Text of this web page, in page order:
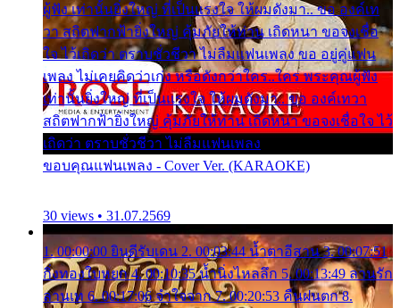
ผู้ฟัง เท่านั้นยิ่งใหญ่ ที่เป็นแรงใจ ให้ผมดังมา.. ขอ องค์เท
วา สถิตฟากฟ้ายิ่งใหญ่ คุ้มภัยให้ท่าน เถิดหนา ขอจงเชื่อ
ใจ ไว้เถิดว่า ตราบชั่วชีวา ไม่ลืมแฟนเพลง ขอ อยู่คู่แฟน
เพลง ไม่เคยคิดว่าเก่ง หรือดังกว่าใคร..ใคร พระคุณผู้ฟัง
เท่านั้นยิ่งใหญ่ ที่เป็นแรงใจ ให้ผมดังมา.. ขอ องค์เทวา
สถิตฟากฟ้ายิ่งใหญ่ คุ้มภัยให้ท่าน เถิดหนา ขอจงเชื่อใจ ไว้
เถิดว่า ตราบชั่วชีวา ไม่ลืมแฟนเพลง
ขอบคุณแฟนเพลง - Cover Ver. (KARAOKE)
30 views • 31.07.2569
1. 00:00:00 ยินดีรับเดน 2. 00:03:44 น้ำตาอีสาน 3. 00:07:51
กิ่งทองใบหยก 4. 00:10:35 น้ำนิ่งไหลลึก 5. 00:13:49 ลานรัก
ลานเท 6. 00:17:06 จำใจจาก 7. 00:20:53 คืนฝนตก 8.